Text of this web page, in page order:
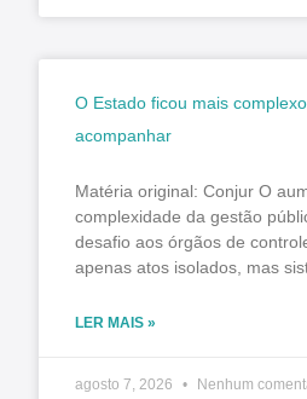
O Estado ficou mais
acompanhar
Matéria original: Conjur O
complexidade da gestão
desafio aos órgãos de
apenas atos isolados, mas
LER MAIS »
agosto 7, 2026 Nenhum